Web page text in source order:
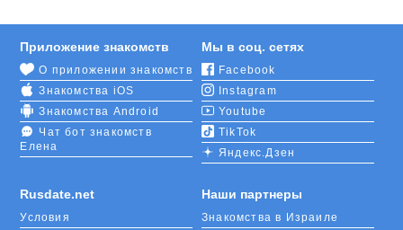
Rusdate.net
Условия
Приложение знакомств
О приложении знакомств
Знакомства iOS
Знакомства Android
Чат бот знакомств
Елена
Мы в соц. сетях
Facebook
Instagram
Youtube
TikTok
Яндекс.Дзен
Наши партнеры
Знакомства в Израиле